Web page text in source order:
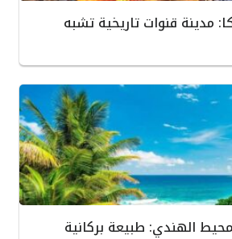
مدينة قنوات تاريخية تشبه
الهندي: طبيعة بركانية